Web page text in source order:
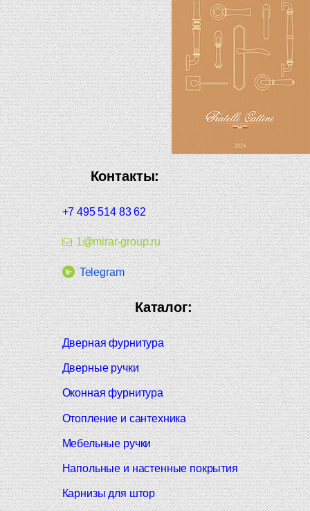
Контакты:
+7 495 514 83 62
1@mirar-group.ru
Telegram
Каталог:
Дверная фурнитура
Дверные ручки
Оконная фурнитура
Отопление и сантехника
Мебельные ручки
Напольные и настенные покрытия
Карнизы для штор